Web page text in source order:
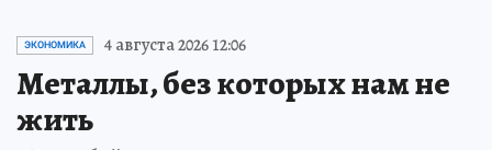
ЭКОНОМИКА 4 августа 2026 12:06
Металлы, без которых нам не
жить